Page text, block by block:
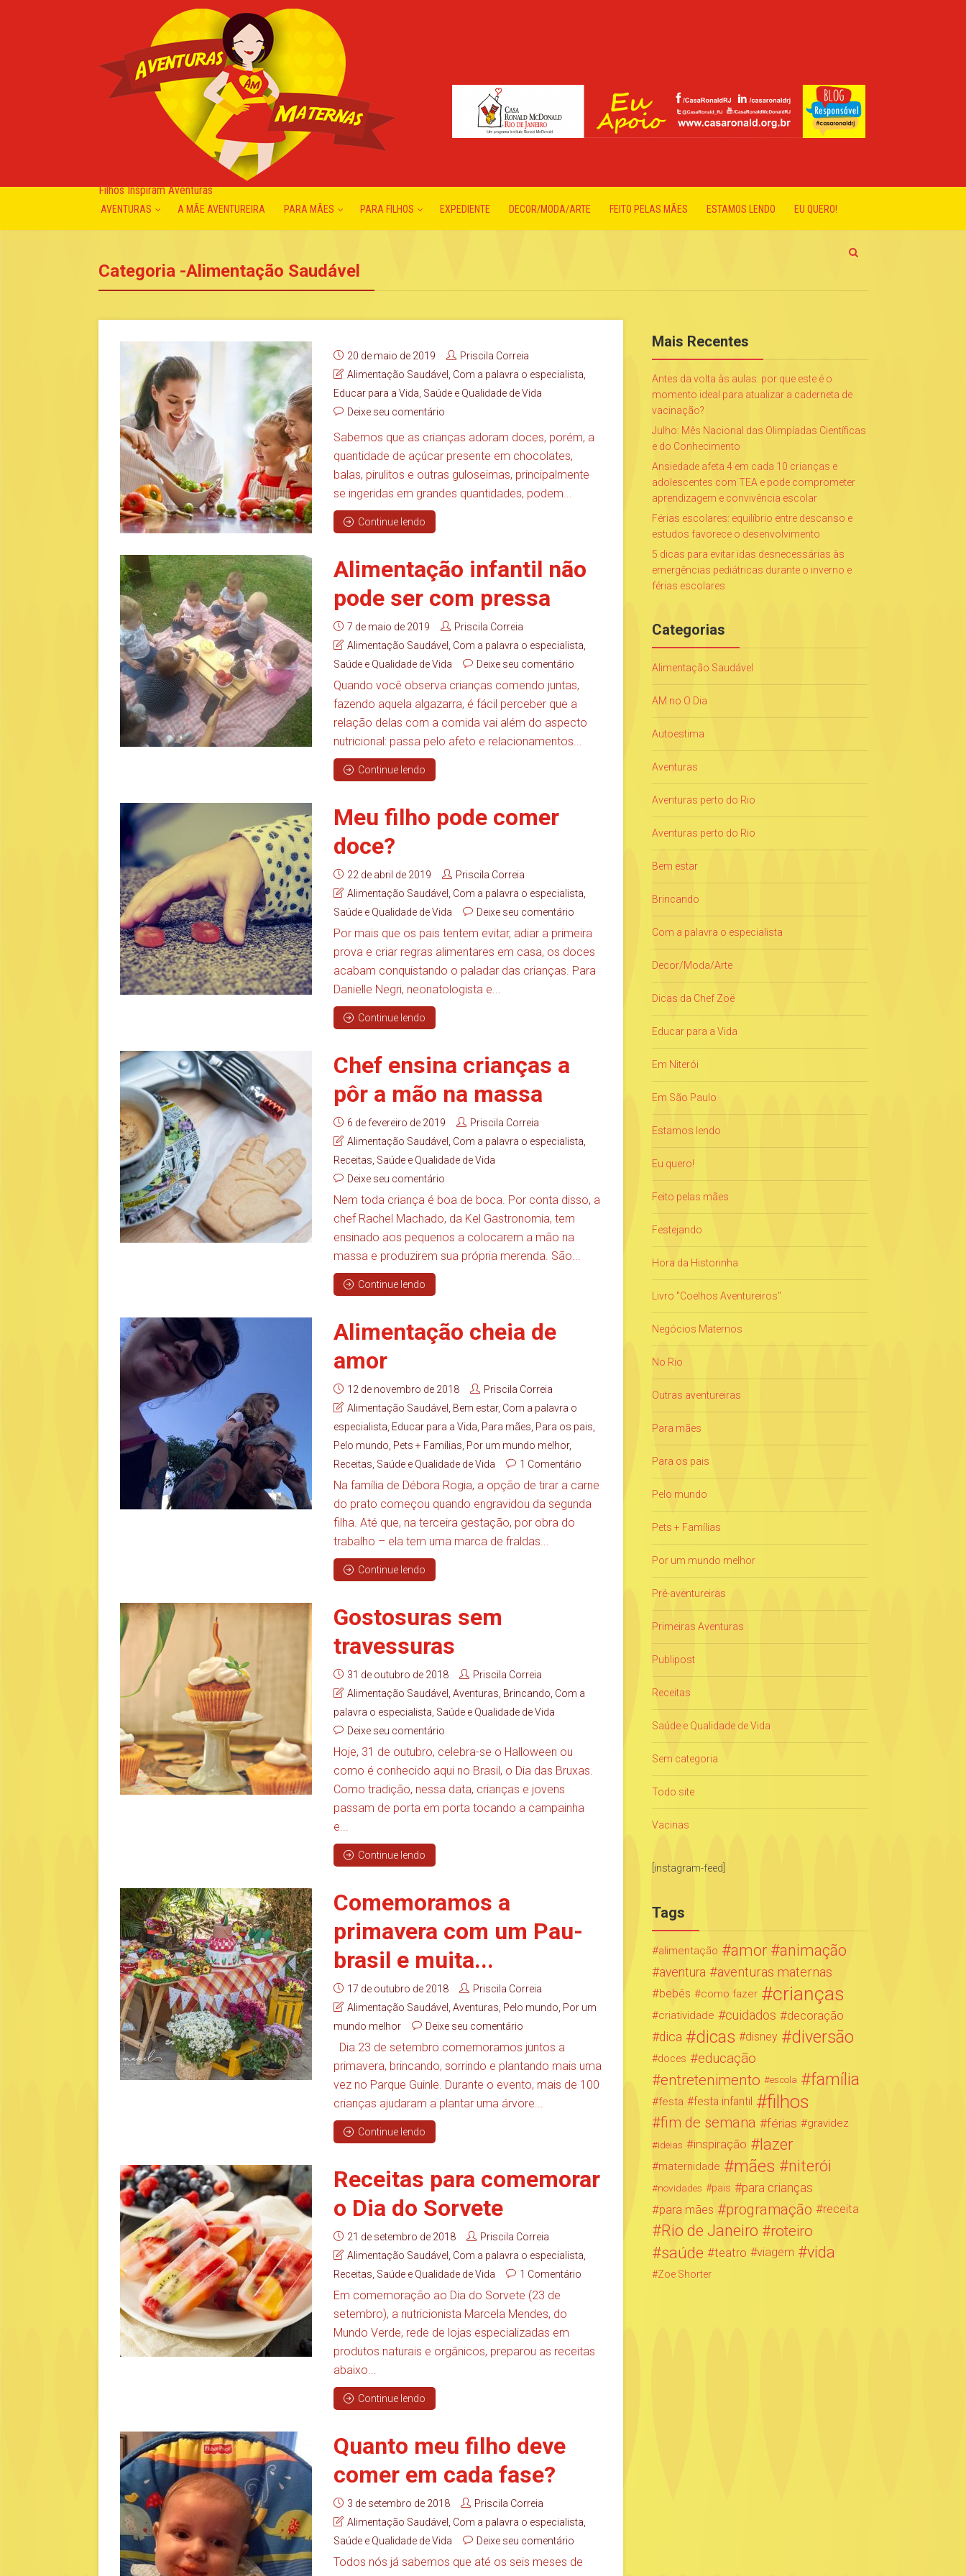
Filhos Inspiram Aventuras
AVENTURAS A MÃE AVENTUREIRA PARA MÃES PARA FILHOS EXPEDIENTE DECOR/MODA/ARTE FEITO PELAS MÃES ESTAMOS LENDO EU QUERO!
Categoria -Alimentação Saudável
20 de maio de 2019
Priscila Correia
Alimentação Saudável
Com a palavra o especialista
Educar para a Vida Saúde e Qualidade de Vida
Deixe seu comentário
Sabemos que as crianças adoram doces, porém, a
quantidade de açúcar presente em chocolates,
balas, pirulitos e outras guloseimas, principalmente
se ingeridas em grandes quantidades, podem...
Continue lendo
Alimentação infantil não
pode ser com pressa
7 de maio de 2019
Priscila Correia
Alimentação Saudável
Com a palavra o especialista
Saúde e Qualidade de Vida
Deixe seu comentário
Quando você observa crianças comendo juntas,
fazendo aquela algazarra, é fácil perceber que a
relação delas com a comida vai além do aspecto
nutricional: passa pelo afeto e relacionamentos...
Continue lendo
Meu filho pode comer
doce?
22 de abril de 2019
Priscila Correia
Alimentação Saudável
Com a palavra o especialista
Saúde e Qualidade de Vida
Deixe seu comentário
Por mais que os pais tentem evitar, adiar a primeira
prova e criar regras alimentares em casa, os doces
acabam conquistando o paladar das crianças. Para
Danielle Negri, neonatologista e...
Continue lendo
Chef ensina crianças a
pôr a mão na massa
6 de fevereiro de 2019
Priscila Correia
Alimentação Saudável
Com a palavra o especialista
Receitas Saúde e Qualidade de Vida
Deixe seu comentário
Nem toda criança é boa de boca. Por conta disso, a
chef Rachel Machado, da Kel Gastronomia, tem
ensinado aos pequenos a colocarem a mão na
massa e produzirem sua própria merenda. São...
Continue lendo
Alimentação cheia de
amor
12 de novembro de 2018
Priscila Correia
Alimentação Saudável
Bem estar, Com a palavra o
especialista Educar para a Vida Para mães Para os pais
Pelo mundo Pets + Famílias Por um mundo melhor,
Receitas Saúde e Qualidade de Vida 1 Comentário
Na família de Débora Rogia, a opção de tirar a carne
do prato começou quando engravidou da segunda
filha. Até que, na terceira gestação, por obra do
trabalho – ela tem uma marca de fraldas...
Continue lendo
Gostosuras sem
travessuras
31 de outubro de 2018
Priscila Correia
Alimentação Saudável Aventuras Brincando Com a
palavra o especialista Saúde e Qualidade de Vida
Deixe seu comentário
Hoje, 31 de outubro, celebra-se o Halloween ou
como é conhecido aqui no Brasil, o Dia das Bruxas.
Como tradição, nessa data, crianças e jovens
passam de porta em porta tocando a campainha
e...
Continue lendo
Comemoramos a
primavera com um Pau-
brasil e muita...
17 de outubro de 2018
Priscila Correia
Alimentação Saudável Aventuras Pelo mundo Por um
mundo melhor
Deixe seu comentário
Dia 23 de setembro comemoramos juntos a
primavera, brincando, sorrindo e plantando mais uma
vez no Parque Guinle. Durante o evento, mais de 100
crianças ajudaram a plantar uma árvore...
Continue lendo
Receitas para comemorar
o Dia do Sorvete
21 de setembro de 2018
Priscila Correia
Alimentação Saudável
Com a palavra o especialista
Receitas Saúde e Qualidade de Vida 1 Comentário
Em comemoração ao Dia do Sorvete (23 de
setembro), a nutricionista Marcela Mendes, do
Mundo Verde, rede de lojas especializadas em
produtos naturais e orgânicos, preparou as receitas
abaixo...
Continue lendo
Quanto meu filho deve
comer em cada fase?
3 de setembro de 2018
Priscila Correia
Alimentação Saudável
Com a palavra o especialista
Saúde e Qualidade de Vida
Deixe seu comentário
Todos nós já sabemos que até os seis meses de
Mais Recentes
Antes da volta às aulas: por que este é o
momento ideal para atualizar a caderneta de
vacinação?
Julho: Mês Nacional das Olimpíadas Científicas
e do Conhecimento
Ansiedade afeta 4 em cada 10 crianças e
adolescentes com TEA e pode comprometer
aprendizagem e convivência escolar
Férias escolares: equilíbrio entre descanso e
estudos favorece o desenvolvimento
5 dicas para evitar idas desnecessárias às
emergências pediátricas durante o inverno e
férias escolares
Categorias
Alimentação Saudável
AM no O Dia
Autoestima
Aventuras
Aventuras perto do Rio
Aventuras perto do Rio
Bem estar
Brincando
Com a palavra o especialista
Decor/Moda/Arte
Dicas da Chef Zoë
Educar para a Vida
Em Niterói
Em São Paulo
Estamos lendo
Eu quero!
Feito pelas mães
Festejando
Hora da Historinha
Livro "Coelhos Aventureiros"
Negócios Maternos
No Rio
Outras aventureiras
Para mães
Para os pais
Pelo mundo
Pets + Famílias
Por um mundo melhor
Pré-aventureiras
Primeiras Aventuras
Publipost
Receitas
Saúde e Qualidade de Vida
Sem categoria
Todo site
Vacinas
[instagram-feed]
Tags
alimentação amor animação
aventura aventuras maternas
bebês como fazer crianças
criatividade cuidados
decoração
dica
dicas disney diversão
doces educação
entretenimento escola família
festa festa infantil filhos
fim de semana férias gravidez
ideias inspiração lazer
maternidade mães niterói
novidades pais
para crianças
para mães
programação receita
Rio de Janeiro roteiro
saúde teatro viagem vida
Zoe Shorter